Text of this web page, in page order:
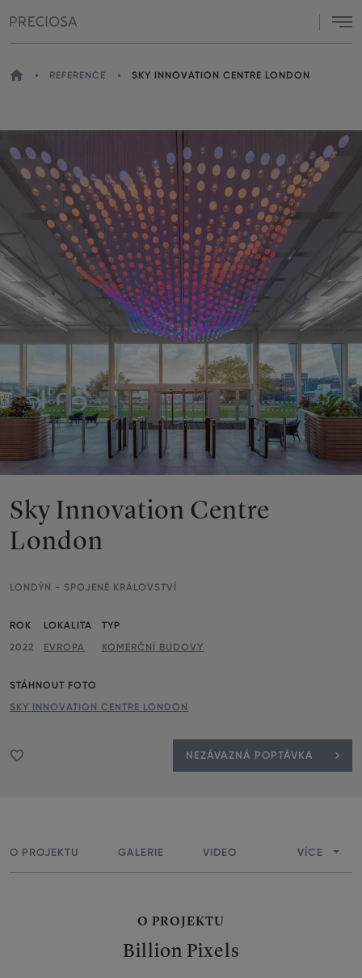
Menu
NACHÁZÍTE
DOMŮREFERENCE SKY INNOVATION CENTRE LONDON
Sky Innovation Centre
London
LONDÝN - SPOJENÉ KRÁLOVSTVÍ
Parameters
ROK
2022
LOKALITA
EVROPA
TYP
KOMERČNÍ BUDOVY
STÁHNOUT FOTO
SKY INNOVATION CENTRE LONDON
NEZÁVAZNÁ POPTÁVKA
O PROJEKTU GALERIE VIDEO VÍCE
O PROJEKTU
Billion Pixels